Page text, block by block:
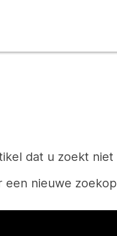
dat u zoekt niet
een nieuwe